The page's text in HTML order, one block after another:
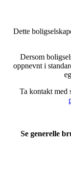
Dette
Dersom
oppnevnt i
Ta kontakt med
Se generelle